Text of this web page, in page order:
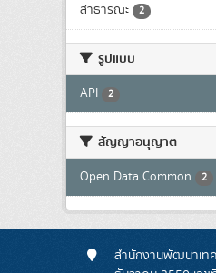
สาธารณะ 2
รูปแบบ
API 2
สัญญาอนุญาต
Open Data Common 2
สำนักงานพัฒนาเทค